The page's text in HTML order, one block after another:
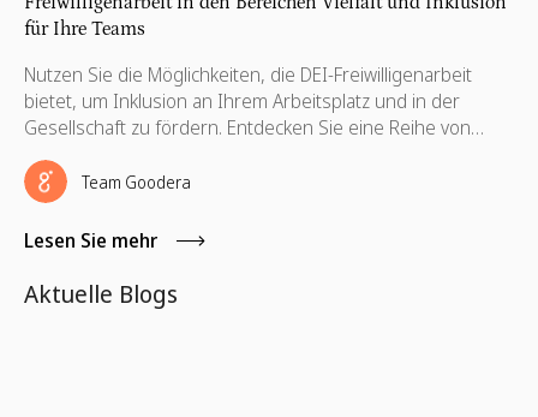
für Ihre Teams
Nutzen Sie die Möglichkeiten, die DEI-Freiwilligenarbeit
bietet, um Inklusion an Ihrem Arbeitsplatz und in der
Gesellschaft zu fördern. Entdecken Sie eine Reihe von
Möglichkeiten für Freiwillige im Bereich Vielfalt und lassen
Sie uns Ihr Team mit relevanten Möglichkeiten in Ihrer
Nähe verbinden.
Team Goodera
Lesen Sie mehr
Aktuelle Blogs